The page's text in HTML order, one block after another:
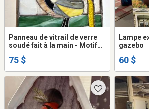
Panneau de vitrail de verre
soudé fait à la main - Motif
75 $
Lampe
gazebo
60 $